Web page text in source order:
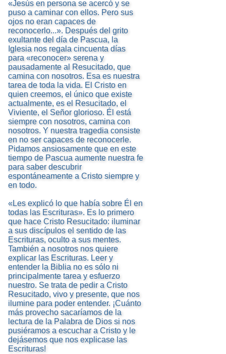
«Jesús en persona se acercó y se
puso a caminar con ellos. Pero sus
ojos no eran capaces de
reconocerlo...». Después del grito
exultante del día de Pascua, la
Iglesia nos regala cincuenta días
para «reconocer» serena y
pausadamente al Resucitado, que
camina con nosotros. Esa es nuestra
tarea de toda la vida. El Cristo en
quien creemos, el único que existe
actualmente, es el Resucitado, el
Viviente, el Señor glorioso. Él está
siempre con nosotros, camina con
nosotros. Y nuestra tragedia consiste
en no ser capaces de reconocerle.
Pidamos ansiosamente que en este
tiempo de Pascua aumente nuestra fe
para saber descubrir
espontáneamente a Cristo siempre y
en todo.
«Les explicó lo que había sobre Él en
todas las Escrituras». Es lo primero
que hace Cristo Resucitado: iluminar
a sus discípulos el sentido de las
Escrituras, oculto a sus mentes.
También a nosotros nos quiere
explicar las Escrituras. Leer y
entender la Biblia no es sólo ni
principalmente tarea y esfuerzo
nuestro. Se trata de pedir a Cristo
Resucitado, vivo y presente, que nos
ilumine para poder entender. ¡Cuánto
más provecho sacaríamos de la
lectura de la Palabra de Dios si nos
pusiéramos a escuchar a Cristo y le
dejásemos que nos explicase las
Escrituras!